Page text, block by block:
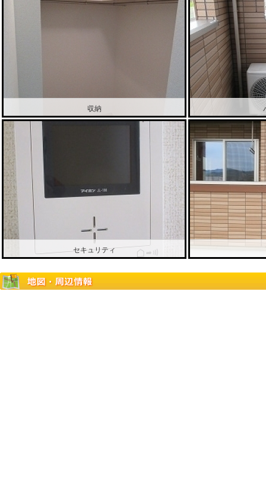
収納
セキュリティ